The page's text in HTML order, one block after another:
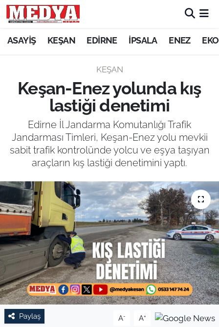
ASAYİŞ KEŞAN EDİRNE İPSALA ENEZ
KEŞAN
Keşan-Enez yolunda kış
lastiği denetimi
Edirne İl Jandarma Komutanlığı Trafik
Jandarması Timleri, Keşan-Enez yolu mevkii
sabit trafik kontrolünde yolcu ve eşya taşıyan
araçların kış lastiği denetimini yaptı.
Paylaş A- A+
KEŞAN
ASAYİŞ
SİYASET
GÜNDEM
EKONOMİ
SAĞLIK
EĞİTİM
TARIM VE HAYVANCILIK
KÜLTÜR SANAT
RESMİ İLAN
SPOR